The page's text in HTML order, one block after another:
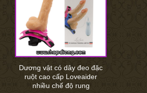
Dương vật có dây đeo đặc
ruột cao cấp Loveaider
nhiều chế độ rung